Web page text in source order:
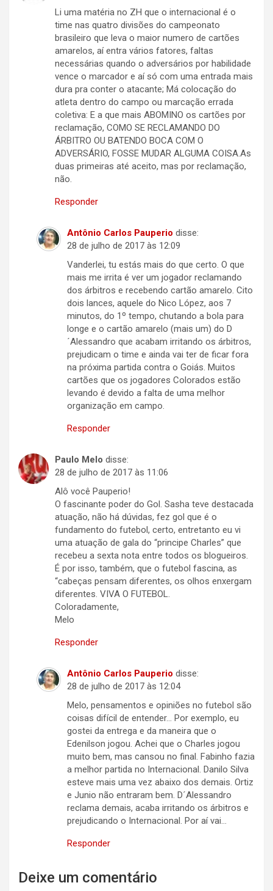
Li uma matéria no ZH que o internacional é o
time nas quatro divisões do campeonato
brasileiro que leva o maior numero de cartões
amarelos, aí entra vários fatores, faltas
necessárias quando o adversários por habilidade
vence o marcador e aí só com uma entrada mais
dura pra conter o atacante; Má colocação do
atleta dentro do campo ou marcação errada
coletiva: E a que mais ABOMINO os cartões por
reclamação, COMO SE RECLAMANDO DO
ÁRBITRO OU BATENDO BOCA COM O
ADVERSÁRIO, FOSSE MUDAR ALGUMA COISA.As
duas primeiras até aceito, mas por reclamação,
não.
Responder
Antônio Carlos Pauperio disse:
28 de julho de 2017 às 12:09
Vanderlei, tu estás mais do que certo. O que
mais me irrita é ver um jogador reclamando
dos árbitros e recebendo cartão amarelo. Cito
dois lances, aquele do Nico López, aos 7
minutos, do 1º tempo, chutando a bola para
longe e o cartão amarelo (mais um) do D
´Alessandro que acabam irritando os árbitros,
prejudicam o time e ainda vai ter de ficar fora
na próxima partida contra o Goiás. Muitos
cartões que os jogadores Colorados estão
levando é devido a falta de uma melhor
organização em campo.
Responder
Paulo Melo disse:
28 de julho de 2017 às 11:06
Alô você Pauperio!
O fascinante poder do Gol. Sasha teve destacada
atuação, não há dúvidas, fez gol que é o
fundamento do futebol, certo, entretanto eu vi
uma atuação de gala do “principe Charles” que
recebeu a sexta nota entre todos os blogueiros.
É por isso, também, que o futebol fascina, as
“cabeças pensam diferentes, os olhos enxergam
diferentes. VIVA O FUTEBOL.
Coloradamente,
Melo
Responder
Antônio Carlos Pauperio disse:
28 de julho de 2017 às 12:04
Melo, pensamentos e opiniões no futebol são
coisas difícil de entender… Por exemplo, eu
gostei da entrega e da maneira que o
Edenilson jogou. Achei que o Charles jogou
muito bem, mas cansou no final. Fabinho fazia
a melhor partida no Internacional. Danilo Silva
esteve mais uma vez abaixo dos demais. Ortiz
e Junio não entraram bem. D´Alessandro
reclama demais, acaba irritando os árbitros e
prejudicando o Internacional. Por aí vai…
Responder
Deixe um comentário